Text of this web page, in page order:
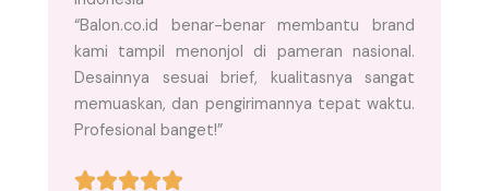
“Balon.co.id benar-benar membantu brand
kami tampil menonjol di pameran nasional.
Desainnya sesuai brief, kualitasnya sangat
memuaskan, dan pengirimannya tepat waktu.
Profesional banget!”